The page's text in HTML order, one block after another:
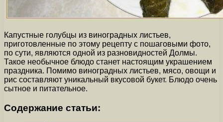
Капустные голубцы из виноградных листьев,
приготовленные по этому рецепту с пошаговыми фото,
по сути, являются одной из разновидностей Долмы.
Такое необычное блюдо станет настоящим украшением
праздника. Помимо виноградных листьев, мясо, овощи и
рис составляют уникальный вкусовой букет. Блюдо очень
сытное и питательное.
Содержание статьи: